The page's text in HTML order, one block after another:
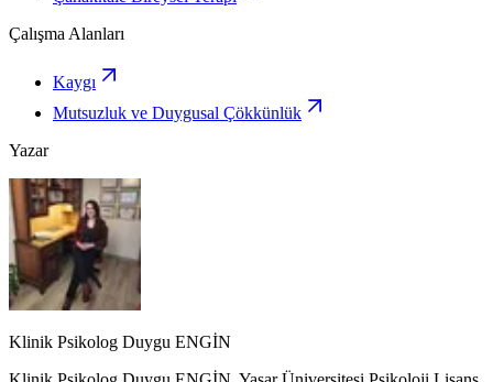
Çalışma Alanları
Kaygı
Mutsuzluk ve Duygusal Çökkünlük
Yazar
Klinik Psikolog Duygu ENGİN